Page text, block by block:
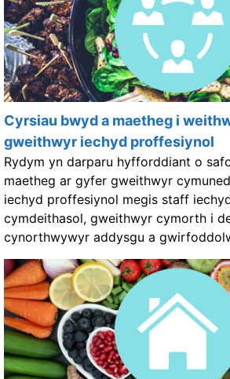
Cyrsiau bwyd a maetheg i
gweithwyr iechyd proffesiynol
Rydym yn darparu hyfforddiant o
maetheg ar gyfer gweithwyr
iechyd proffesiynol megis staff
cymdeithasol, gweithwyr cymorth i
cynorthwywyr addysgu a